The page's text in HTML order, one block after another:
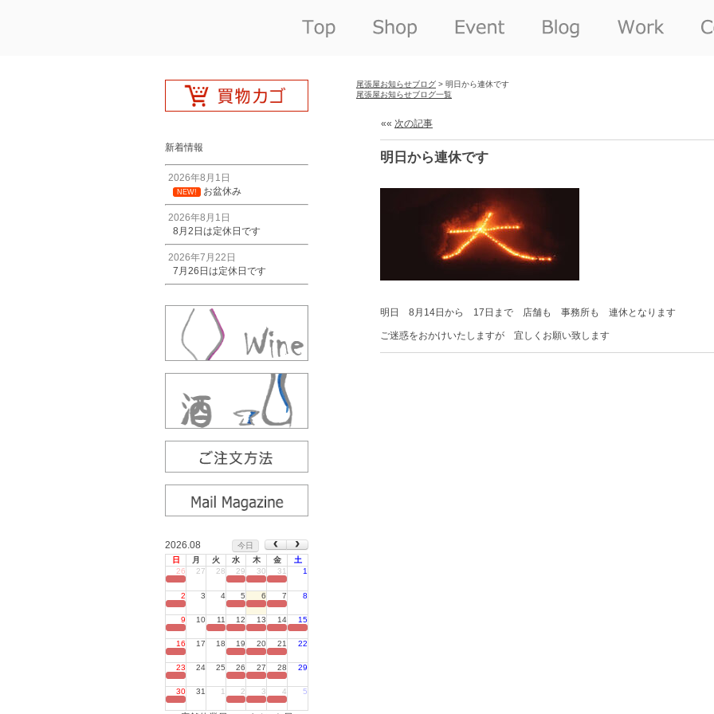
新着情報
2026年8月1日
NEW! お盆休み
2026年8月1日
8月2日は定休日です
2026年7月22日
7月26日は定休日です
2026.08
今日
日
月 火 水 木 金
土
26
27 28 29 30 31 1
2 3 4 5 6 7 8
9 10 11 12 13 14 15
16 17 18 19 20 21 22
23 24 25 26 27 28 29
30 31 1 2 3 4 5
尾張屋お知らせブログ > 明日から連休です
尾張屋お知らせブログ一覧
«« 次の記事
明日から連休です
明日 8月14日から 17日まで 店舗も 事務所も 連休となります
ご迷惑をおかけいたしますが 宜しくお願い致します